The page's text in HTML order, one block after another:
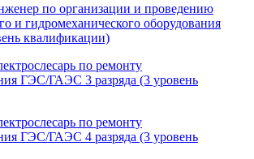
по организации и проведению
и гидромеханического оборудования
квалификации)
по ремонту
ГЭС/ГАЭС 3 разряда (3 уровень
по ремонту
ГЭС/ГАЭС 4 разряда (3 уровень